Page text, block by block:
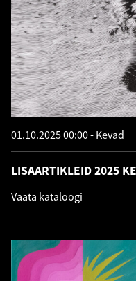
LISAARTIKLEID 2025
01.10.2025 00:00 Kevad
Vaata kataloogi